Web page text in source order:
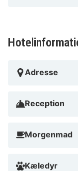
Adresse
Reception
Morgenmad
Kæledyr